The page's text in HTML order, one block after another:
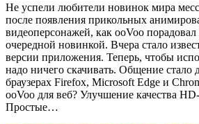
Не успели любители новинок мира
после появления прикольных
видеоперсонажей, как ooVoo порадовал
очередной новинкой. Вчера стало
версии приложения. Теперь, чтобы
надо ничего скачивать. Общение стало
браузерах Firefox, Microsoft Edge и
ooVoo для веб? Улучшение качества
Простые…